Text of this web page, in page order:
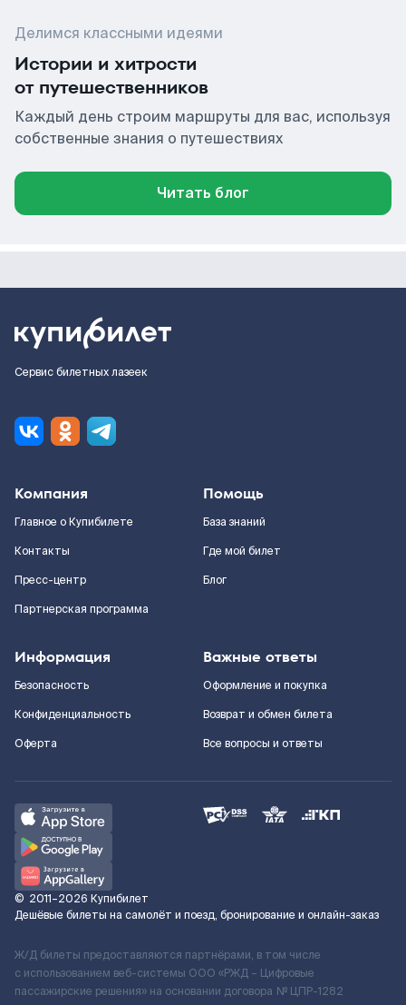
Делимся классными идеями
Истории и хитрости
от путешественников
Каждый день строим маршруты для вас, используя
собственные знания о путешествиях
Читать блог
Сервис билетных лазеек
Компания
Главное о Купибилете
Контакты
Пресс-центр
Партнерская программа
Помощь
База знаний
Где мой билет
Блог
Информация
Безопасность
Конфиденциальность
Оферта
Важные ответы
Оформление и покупка
Возврат и обмен билета
Все вопросы и ответы
© 2011–2026 Купибилет
Дешёвые билеты на самолёт и поезд, бронирование и онлайн-заказ
Ж/Д билеты предоставляются партнёрами, в том числе
с использованием веб-системы ООО «РЖД – Цифровые
пассажирские решения» на основании договора № ЦПР-1282